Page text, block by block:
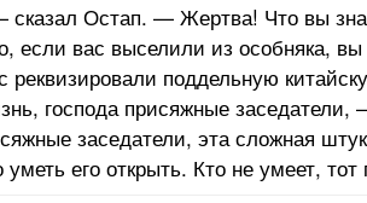
Остап. — Жертва! Что вы
если вас выселили из особняка, вы
реквизировали поддельную
господа присяжные заседатели,
заседатели, эта сложная
его открыть. Кто не умеет, тот